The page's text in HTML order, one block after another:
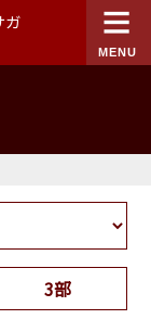
ガ
3部